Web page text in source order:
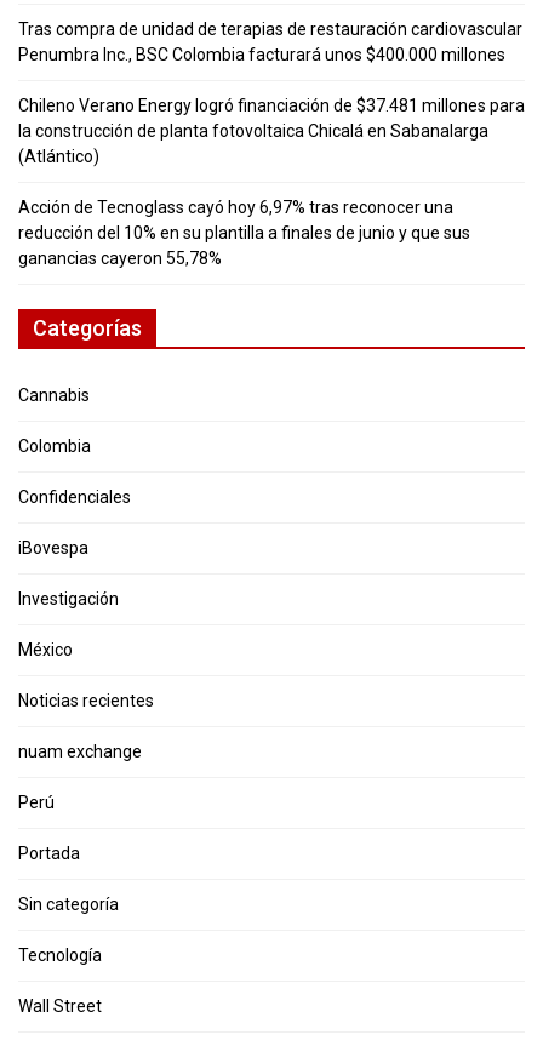
Tras compra de unidad de terapias de restauración cardiovascular
Penumbra Inc., BSC Colombia facturará unos $400.000 millones
Chileno Verano Energy logró financiación de $37.481 millones para
la construcción de planta fotovoltaica Chicalá en Sabanalarga
(Atlántico)
Acción de Tecnoglass cayó hoy 6,97% tras reconocer una
reducción del 10% en su plantilla a finales de junio y que sus
ganancias cayeron 55,78%
Categorías
Cannabis
Colombia
Confidenciales
iBovespa
Investigación
México
Noticias recientes
nuam exchange
Perú
Portada
Sin categoría
Tecnología
Wall Street